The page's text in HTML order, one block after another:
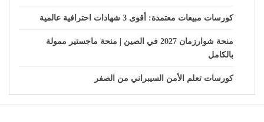
كورسات مبيعات معتمدة: أقوى 3 شهادات احترافية عالمية
منحة شوارزمان 2027 في الصين | منحة ماجستير ممولة
بالكامل
كورسات تعلم الأمن السيبراني من الصفر